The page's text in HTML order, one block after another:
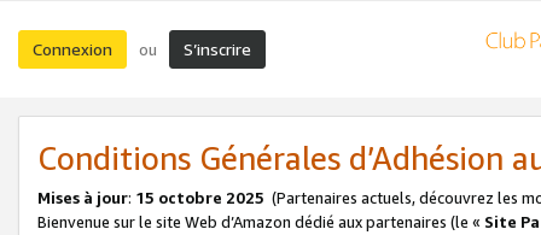
Connexion ou S’inscrire
Conditions Générales d’Adhésion
Mises à jour: 15 octobre 2025 (Partenaires actuels, découvrez les
Bienvenue sur le site Web d’Amazon dédié aux partenaires (le « Site